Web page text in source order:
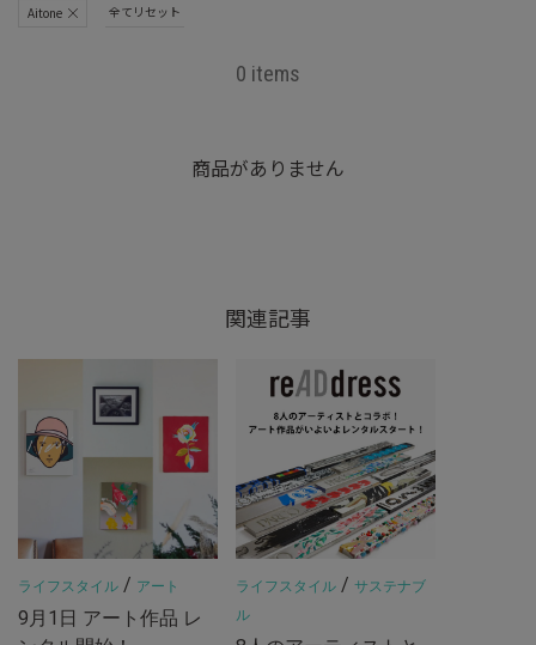
Aitone 全てリセット
0 items
商品がありません
関連記事
ライフスタイル / アート
9月1日 アート作品 レ
ライフスタイル / サステナブ
ル